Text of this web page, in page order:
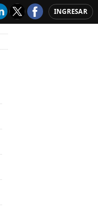
INGRESAR